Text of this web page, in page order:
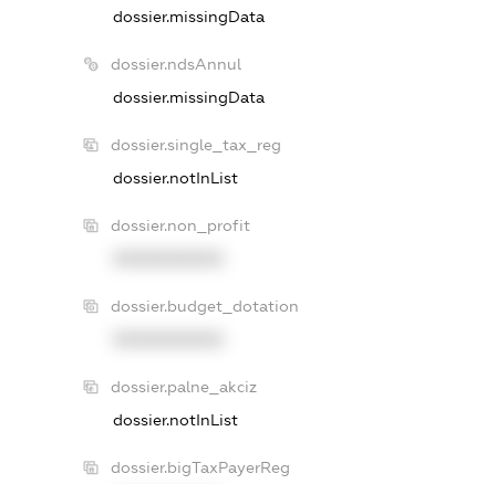
dossier.missingData
dossier.ndsAnnul
dossier.missingData
dossier.single_tax_reg
dossier.notInList
dossier.non_profit
dossier.budget_dotation
dossier.palne_akciz
dossier.notInList
dossier.bigTaxPayerReg